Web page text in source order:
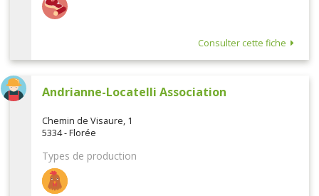
Consulter cette fiche
Andrianne-Locatelli Association
Chemin de Visaure, 1
5334 - Florée
Types de production